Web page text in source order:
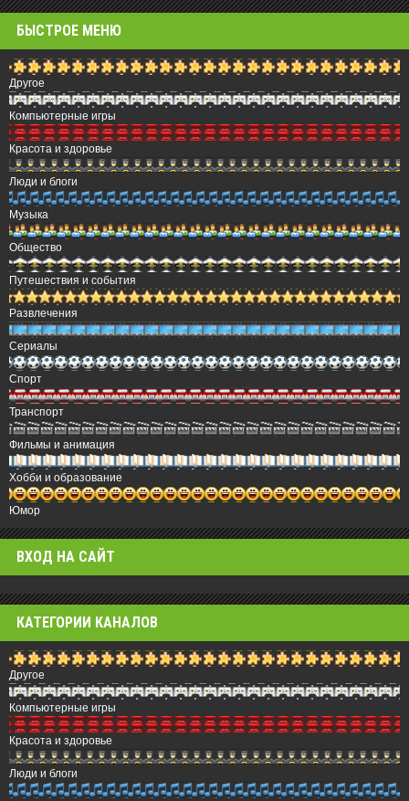
БЫСТРОЕ МЕНЮ
Другое
Компьютерные игры
Красота и здоровье
Люди и блоги
Музыка
Общество
Путешествия и события
Развлечения
Сериалы
Спорт
Транспорт
Фильмы и анимация
Хобби и образование
Юмор
ВХОД НА САЙТ
КАТЕГОРИИ КАНАЛОВ
Другое
Компьютерные игры
Красота и здоровье
Люди и блоги